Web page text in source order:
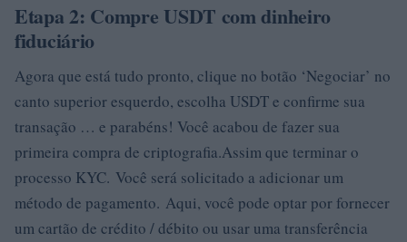
Etapa 2: Compre USDT com dinheiro
fiduciário
Agora que está tudo pronto, clique no botão ‘Negociar’ no
canto superior esquerdo, escolha USDT e confirme sua
transação … e parabéns! Você acabou de fazer sua
primeira compra de criptografia.Assim que terminar o
processo KYC. Você será solicitado a adicionar um
método de pagamento. Aqui, você pode optar por fornecer
um cartão de crédito / débito ou usar uma transferência